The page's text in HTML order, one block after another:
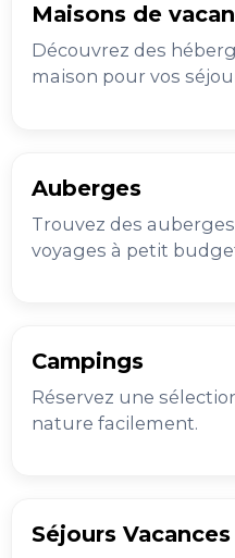
Maisons de
Découvrez des
maison pour vos
Auberges
Trouvez des
voyages à petit
Campings
Réservez une
nature facilement.
Séjours Vacances